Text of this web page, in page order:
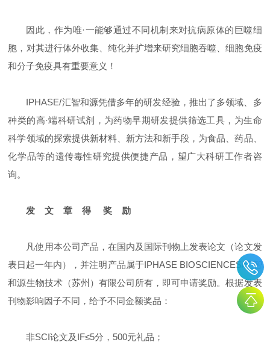
因此，作为唯·一能够通过不同机制来对抗病原体的巨噬细
胞，对其进行体外收集、纯化并扩增来研究细胞吞噬、细胞免疫
和分子免疫具有重要意义！
IPHASE/汇智和源凭借多年的研发经验，推出了多领域、多
种类的高·端科研试剂，为药物早期研发提供筛选工具，为生命
科学领域的探索提供新材料、新方法和新手段，为食品、药品、
化学品等的遗传毒性研究提供便捷产品，望广大科研工作者咨
询。
发 文 章 得 奖 励
凡使用本公司产品，在国内及国际刊物上发表论文（论文发
表日起一年内），并注明产品属于IPHASE BIOSCIENCES/汇智
和源生物技术（苏州）有限公司所有，即可申请奖励。根据发表
刊物影响因子不同，给予不同金额奖品：
非SCI论文及IF≤5分，500元礼品；